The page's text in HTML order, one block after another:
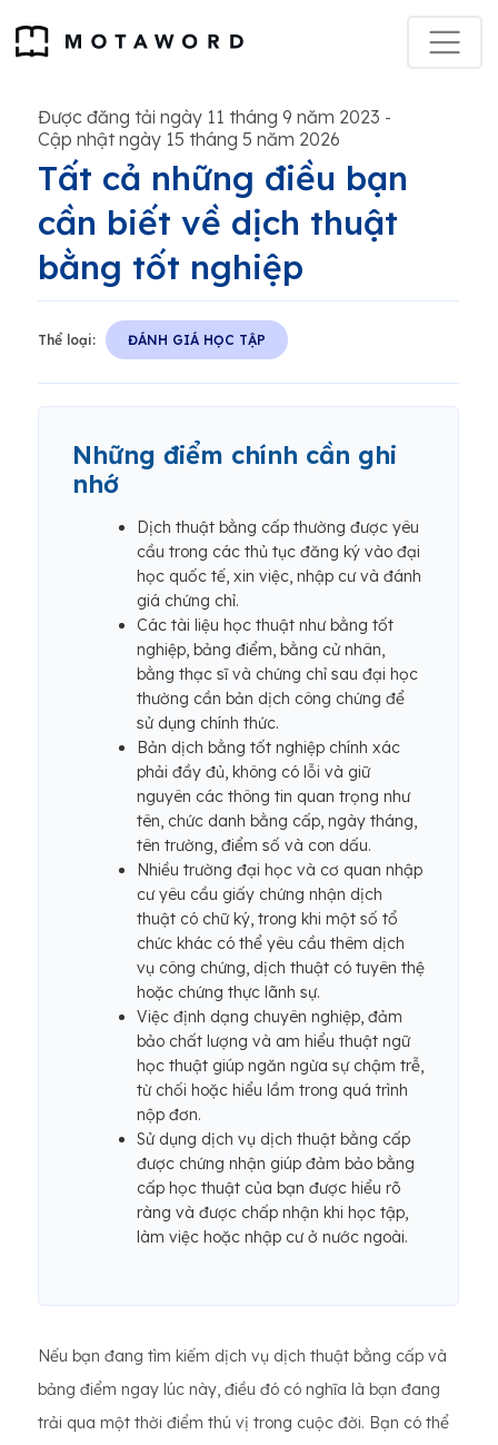
Được đăng tải ngày 11 tháng 9 năm 2023 -
Cập nhật ngày 15 tháng 5 năm 2026
Tất cả những điều bạn
cần biết về dịch thuật
bằng tốt nghiệp
Thể loại: ĐÁNH GIÁ HỌC TẬP
Những điểm chính cần ghi
nhớ
Dịch thuật bằng cấp thường được yêu
cầu trong các thủ tục đăng ký vào đại
học quốc tế, xin việc, nhập cư và đánh
giá chứng chỉ.
Các tài liệu học thuật như bằng tốt
nghiệp, bảng điểm, bằng cử nhân,
bằng thạc sĩ và chứng chỉ sau đại học
thường cần bản dịch công chứng để
sử dụng chính thức.
Bản dịch bằng tốt nghiệp chính xác
phải đầy đủ, không có lỗi và giữ
nguyên các thông tin quan trọng như
tên, chức danh bằng cấp, ngày tháng,
tên trường, điểm số và con dấu.
Nhiều trường đại học và cơ quan nhập
cư yêu cầu giấy chứng nhận dịch
thuật có chữ ký, trong khi một số tổ
chức khác có thể yêu cầu thêm dịch
vụ công chứng, dịch thuật có tuyên thệ
hoặc chứng thực lãnh sự.
Việc định dạng chuyên nghiệp, đảm
bảo chất lượng và am hiểu thuật ngữ
học thuật giúp ngăn ngừa sự chậm trễ,
từ chối hoặc hiểu lầm trong quá trình
nộp đơn.
Sử dụng dịch vụ dịch thuật bằng cấp
được chứng nhận giúp đảm bảo bằng
cấp học thuật của bạn được hiểu rõ
ràng và được chấp nhận khi học tập,
làm việc hoặc nhập cư ở nước ngoài.
Nếu bạn đang tìm kiếm dịch vụ dịch thuật bằng cấp và
bảng điểm ngay lúc này, điều đó có nghĩa là bạn đang
trải qua một thời điểm thú vị trong cuộc đời. Bạn có thể